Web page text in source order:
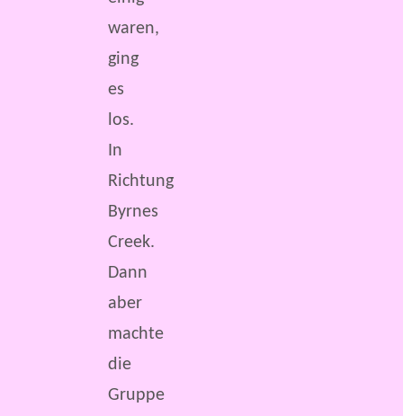
waren,
ging
es
los.
In
Richtung
Byrnes
Creek.
Dann
aber
machte
die
Gruppe